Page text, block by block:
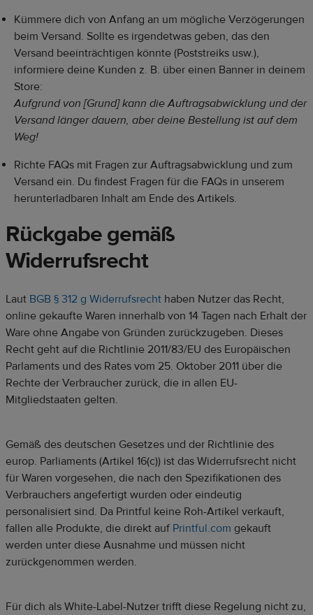
Kümmere dich von Anfang an um mögliche Verzögerungen
beim Versand. Sollte es irgendetwas geben, das den
Versand beeinträchtigen könnte (Poststreiks usw.),
informiere deine Kunden z. B. über einen Banner in deinem
Store:
Aufgrund von [Grund] kann die Auftragsabwicklung und der
Versand länger dauern, aber deine Bestellung ist auf dem
Weg!
Richte FAQs mit Fragen zur Auftragsabwicklung und zum
Versand ein. Du findest Fragen für die FAQs in unserem
herunterladbaren Inhalt am Ende des Artikels.
Rückgabe gemäß
Widerrufsrecht
Laut BGB § 312 g Widerrufsrecht haben Nutzer das Recht,
online gekaufte Waren innerhalb von 14 Tagen nach Erhalt der
Ware ohne Angabe von Gründen zurückzugeben. Dieses
Recht geht auf die Richtlinie 2011/83/EU des Europäischen
Parlaments und des Rates vom 25. Oktober 2011 über die
Rechte der Verbraucher zurück, die in allen EU-
Mitgliedstaaten gelten.
Gemäß des deutschen Gesetzes und der Richtlinie des
europ. Parliaments (Artikel 16(c)) ist das Widerrufsrecht nicht
für Waren vorgesehen, die nach den Spezifikationen des
Verbrauchers angefertigt wurden oder eindeutig
personalisiert sind. Da Printful keine Roh-Artikel verkauft,
fallen alle Produkte, die direkt auf Printful.com gekauft
werden unter diese Ausnahme und müssen nicht
zurückgenommen werden.
Für dich als White-Label-Nutzer trifft diese Regelung nicht zu,